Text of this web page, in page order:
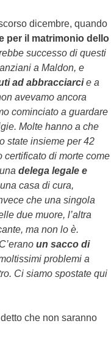
dicembre, quando
per il matrimonio dello
successo di questi
a Maldon, e
ad abbracciarcie a
avevamo ancora
cominciato a guardare
Molte hanno a che
state insieme per 42
certificato di morte come
delega legale e
casa di cura,
che una singola
due muore, l’altra
ma non lo è.
un sacco di
problemi a
Ci siamo spostate qui
che non saranno